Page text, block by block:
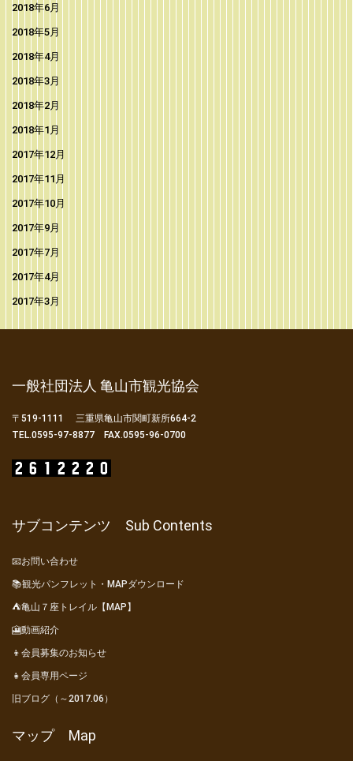
2018年6月
2018年5月
2018年4月
2018年3月
2018年2月
2018年1月
2017年12月
2017年11月
2017年10月
2017年9月
2017年7月
2017年4月
2017年3月
一般社団法人 亀山市観光協会
〒519-1111 三重県亀山市関町新所664-2
TEL.0595-97-8877 FAX.0595-96-0700
サブコンテンツ Sub Contents
📧お問い合わせ
📚観光パンフレット・MAPダウンロード
⛺亀山７座トレイル【MAP】
🎦動画紹介
👦会員募集のお知らせ
👧会員専用ページ
旧ブログ（～2017.06）
マップ Map